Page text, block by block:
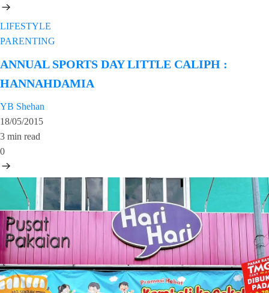
LIFESTYLE
PARENTING
ANNUAL SPORTS DAY LITTLE CALIPH :
HANNAHDAMIA
YB Shehan
18/05/2015
3 min read
0